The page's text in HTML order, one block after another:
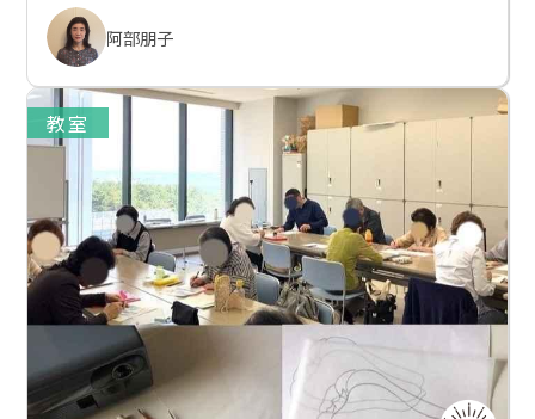
阿部朋子
教室